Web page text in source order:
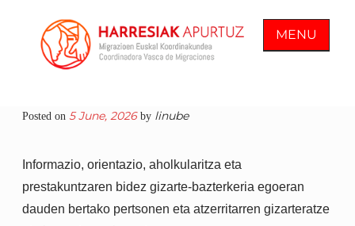
content
reconocida su ciudadanía plena
MENU
Posted on 5 June, 2026by linube
Informazio, orientazio, aholkularitza eta
prestakuntzaren bidez gizarte-bazterkeria egoeran
dauden bertako pertsonen eta atzerritarren gizarteratze